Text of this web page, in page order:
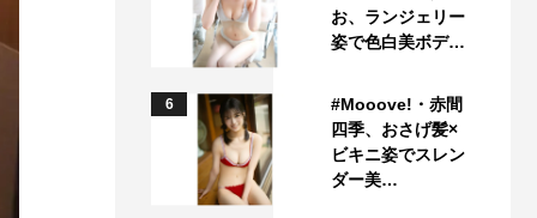
お、ランジェリー
姿で色白美ボデ…
6
#Mooove!・赤間
四季、おさげ髪×
ビキニ姿でスレン
ダー美…